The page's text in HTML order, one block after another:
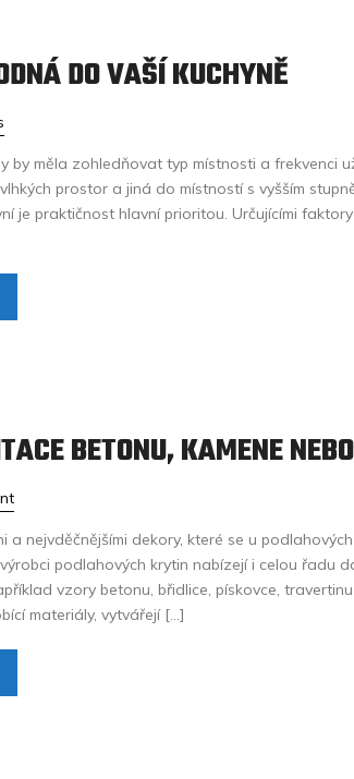
DO VAŠÍ KUCHYNĚ
by měla zohledňovat typ místnosti a frekvenci
prostor a jiná do místností s vyšším
je praktičnost hlavní prioritou. Určujícími
BETONU, KAMENE
a nejvděčnějšími dekory, které se u
podlahových krytin nabízejí i celou řadu
vzory betonu, břidlice, pískovce,
materiály, vytvářejí […]